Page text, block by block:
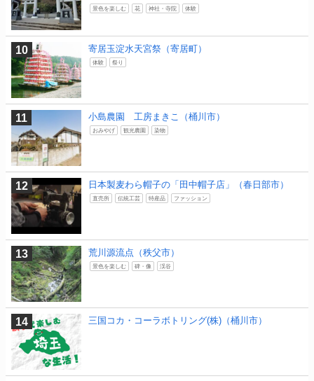
景色を楽しむ 花 神社・寺院 体験
寄居玉淀水天宮祭（寄居町）
体験 祭り
小島農園 工房まきこ（桶川市）
おみやげ 観光農園 染物
日本製麦わら帽子の「田中帽子店」（春日部市）
直売所 伝統工芸 特産品 ファッション
荒川源流点（秩父市）
景色を楽しむ 碑・像 渓谷
三国コカ・コーラボトリング(株)（桶川市）